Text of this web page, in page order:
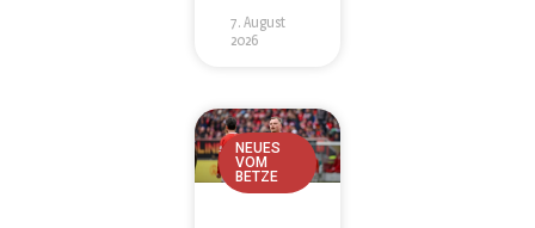
7. August
2026
NEUES
VOM
BETZE